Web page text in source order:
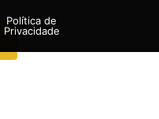
Política de
Privacidade